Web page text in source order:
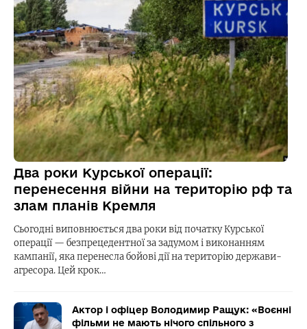
Два роки Курської операції:
перенесення війни на територію рф та
злам планів Кремля
Сьогодні виповнюється два роки від початку Курської
операції — безпрецедентної за задумом і виконанням
кампанії, яка перенесла бойові дії на територію держави-
агресора. Цей крок…
Актор і офіцер Володимир Ращук: «Воєнні
фільми не мають нічого спільного з